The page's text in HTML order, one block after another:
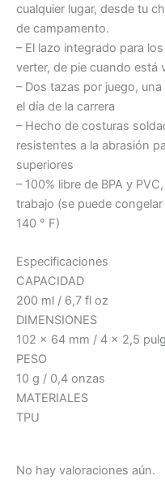
cualquier lugar, desde tu
de campamento.
– El lazo integrado para
verter, de pie cuando está
– Dos tazas por juego,
el día de la carrera
– Hecho de costuras
resistentes a la abrasión
superiores
– 100% libre de BPA y
trabajo (se puede
140 ° F)
Especificaciones
CAPACIDAD
200 ml / 6,7 fl oz
DIMENSIONES
102 x 64 mm / 4 x 2,5
PESO
10 g / 0,4 onzas
MATERIALES
TPU
No hay valoraciones aún.